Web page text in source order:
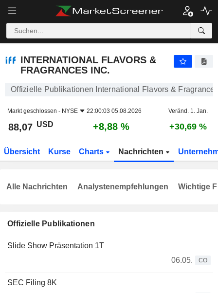
INTERNATIONAL FLAVORS &
FRAGRANCES INC.
Offizielle Publikationen International Flavors &
Markt geschlossen - NYSE 22:00:03 05.08.2026 Veränd. 1. Jan.
88,07 USD +8,88 % +30,69 %
Übersicht Kurse Charts Nachrichten
Offizielle Publikationen
Slide Show Präsentation 1T
06.05.
CO
SEC Filing 8K
Alle Nachrichten Analystenempfehlungen Wichtige